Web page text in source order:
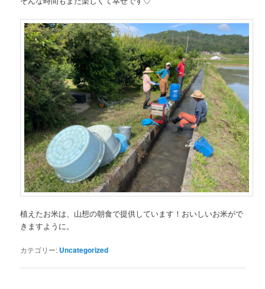
植えたお米は、山想の朝食で提供しています！おいしいお米がで
きますように。
カテゴリー: Uncategorized